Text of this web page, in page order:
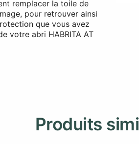
remplacer la toile de
pour retrouver ainsi
que vous avez
votre abri HABRITA AT
Produits